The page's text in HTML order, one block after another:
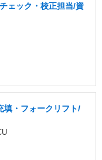
ェック・校正担当/資
填・フォークリフト/